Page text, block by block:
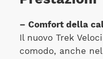
– Comfort della
Il nuovo Trek
comodo, anche